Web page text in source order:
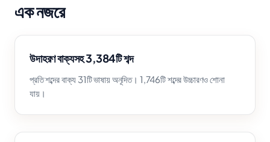
এক নজরে
উদাহরণ বাক্যসহ 3,384টি শব্দ
প্রতি শব্দের বাক্য 31টি ভাষায় অনূদিত। 1,746টি শব্দের উচ্চারণও শোনা
যায়।